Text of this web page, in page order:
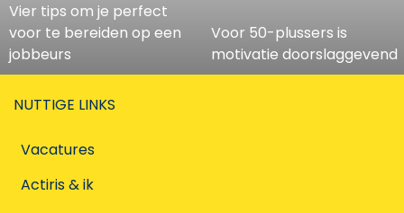
Vier tips om je perfect
voor te bereiden op een
jobbeurs
Voor 50-plussers is
motivatie doorslaggevend
NUTTIGE LINKS
Vacatures
Actiris & ik